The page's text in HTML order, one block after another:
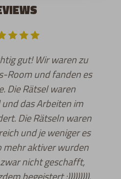
gut! Wir waren zu
Room und fanden es
Die Rätsel waren
das Arbeiten im
Die Rätseln waren
und je weniger es
mehr aktiver wurden
nicht geschafft,